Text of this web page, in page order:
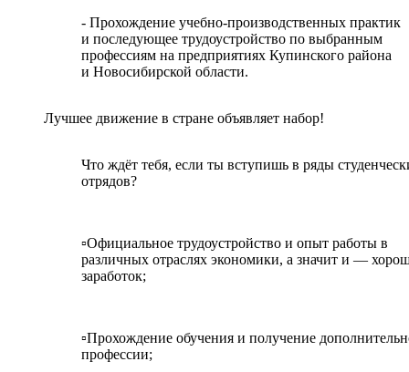
- Прохождение учебно-производственных практик
и последующее трудоустройство по выбранным
профессиям на предприятиях Купинского района
и Новосибирской области.
Лучшее движение в стране объявляет набор!
Что ждёт тебя, если ты вступишь в ряды
отрядов?
▫Официальное трудоустройство и опыт работы в
различных отраслях экономики, а значит и —
заработок;
▫Прохождение обучения и получение
профессии;